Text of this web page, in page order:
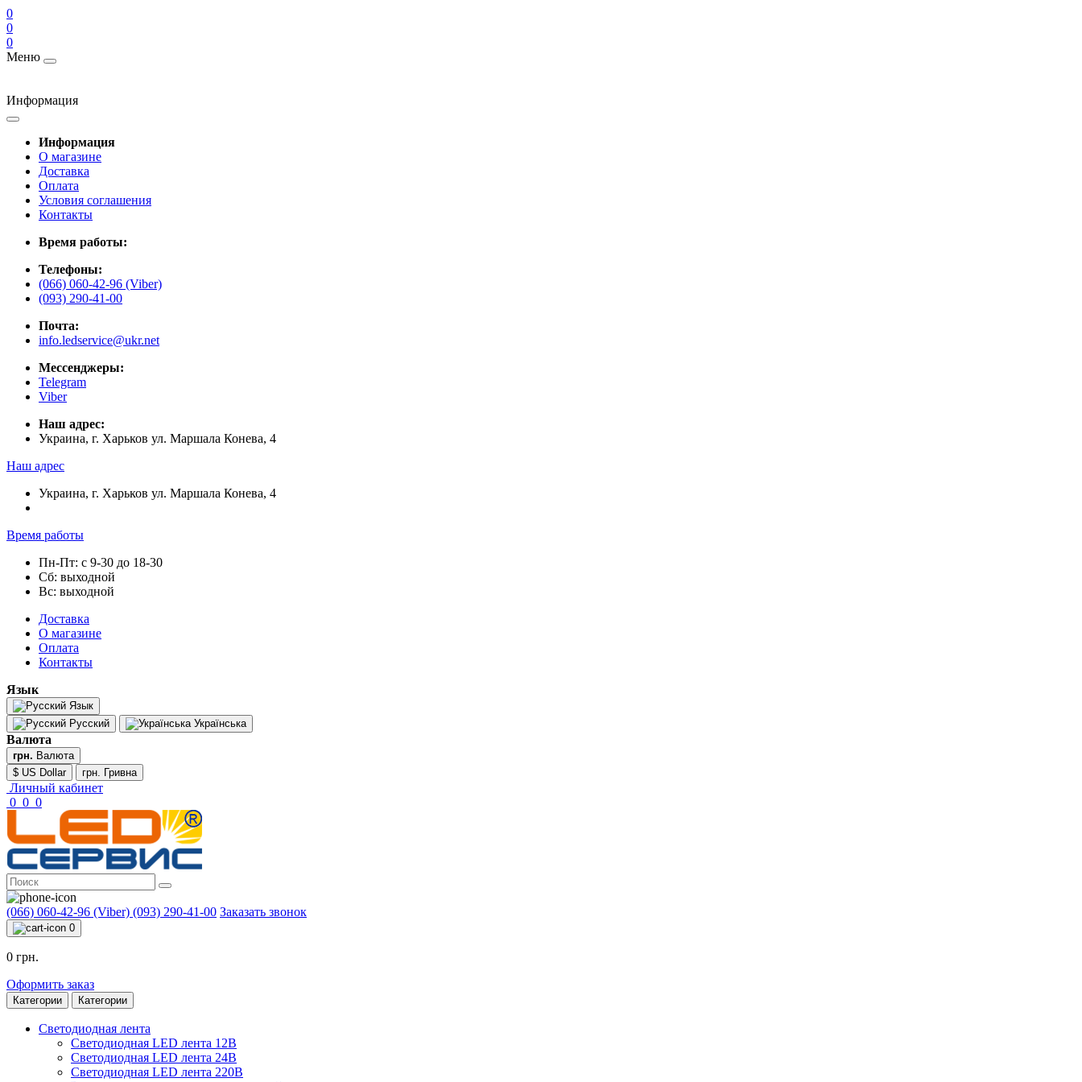
0
0
0
Меню
Информация
Информация
О магазине
Доставка
Оплата
Условия соглашения
Контакты
Время работы:
Телефоны:
(066) 060-42-96 (Viber)
(093) 290-41-00
Почта:
info.ledservice@ukr.net
Мессенджеры:
Telegram
Viber
Наш адрес:
Украина, г. Харьков ул. Маршала Конева, 4
Наш адрес
Украина, г. Харьков ул. Маршала Конева, 4
Время работы
Пн-Пт: с 9-30 до 18-30
Сб: выходной
Вс: выходной
Доставка
О магазине
Оплата
Контакты
Язык
Язык
Русский
Українська
Валюта
грн. Валюта
$ US Dollar
грн. Гривна
Личный кабинет
0 0 0
(066) 060-42-96 (Viber) (093) 290-41-00 Заказать звонок
0
0 грн.
Оформить заказ
Категории Категории
Светодиодная лента
Светодиодная LED лента 12В
Светодиодная LED лента 24В
Светодиодная LED лента 220В